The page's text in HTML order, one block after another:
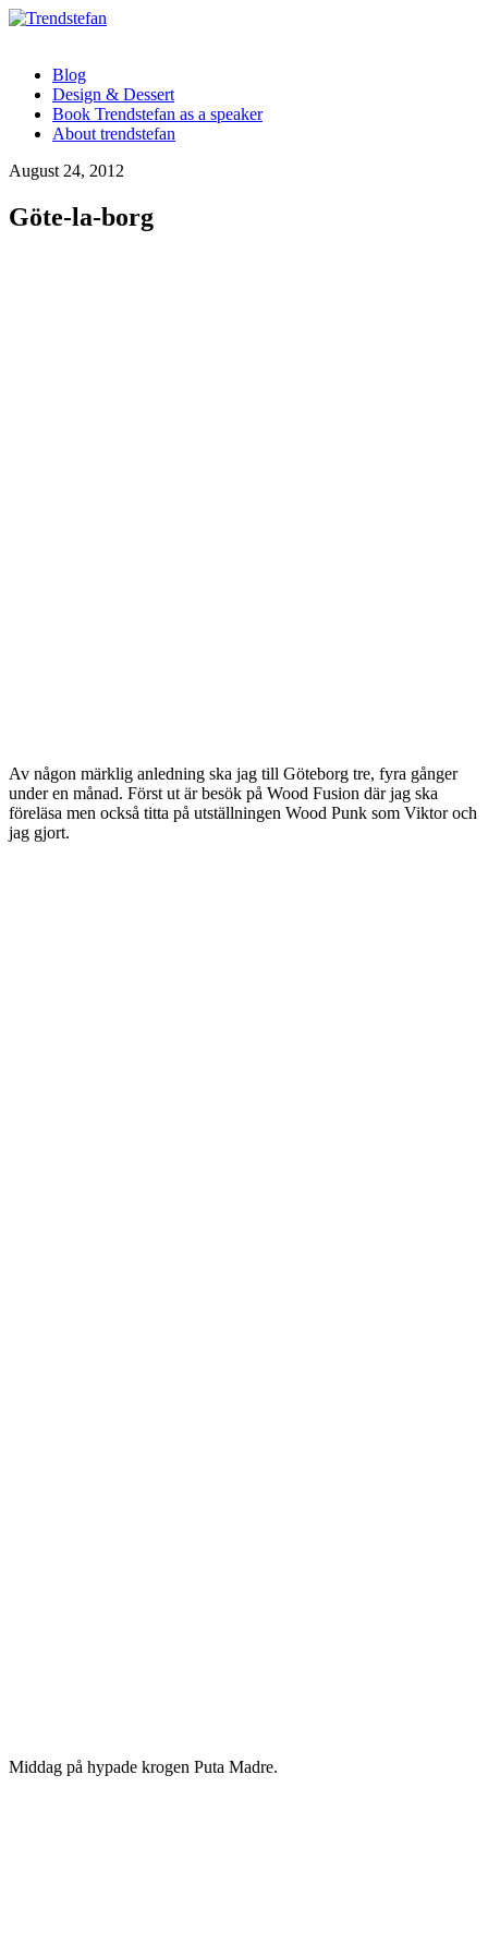
Blog
Design & Dessert
Book Trendstefan as a speaker
About trendstefan
August 24, 2012
Göte-la-borg
Av någon märklig anledning ska jag till Göteborg tre, fyra gånger
under en månad. Först ut är besök på Wood Fusion där jag ska
föreläsa men också titta på utställningen Wood Punk som Viktor och
jag gjort.
Middag på hypade krogen Puta Madre.